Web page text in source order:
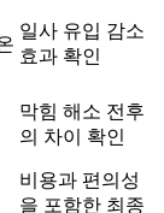
일사 유입 감소
효과 확인
막힘 해소 전후
의 차이 확인
비용과 편의성
을 포함한 최종